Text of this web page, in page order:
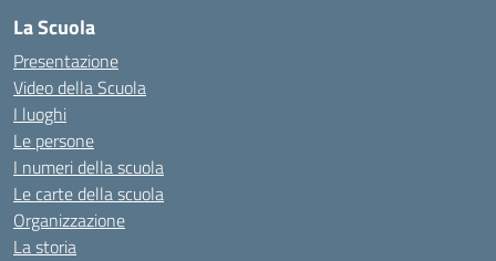
La Scuola
Presentazione
Video della Scuola
I luoghi
Le persone
I numeri della scuola
Le carte della scuola
Organizzazione
La storia